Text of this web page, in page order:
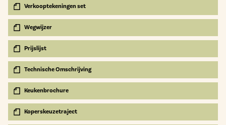
Verkooptekeningen set
Wegwijzer
Prijslijst
Technische Omschrijving
Keukenbrochure
Koperskeuzetraject